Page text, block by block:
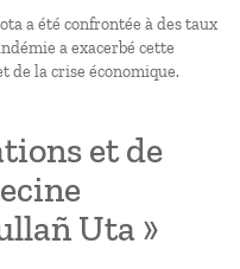
a été confrontée à des taux
a exacerbé cette
de la crise économique.
et de
Uta »